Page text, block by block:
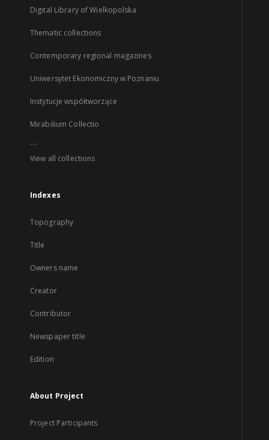
Digital Library of Wielkopolska
Thematic collections
Contemporary regional magazines
Uniwersytet Ekonomiczny w Poznaniu
Instytucje współtworzące
Mirabilium Collectio
...
View all collections
Indexes
Topography
Title
Owners name
Creator
Contributor
Newspaper title
Edition
About Project
Project Participants